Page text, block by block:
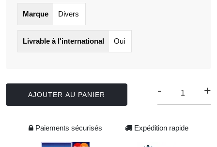
Marque Divers
Livrable à l'international Oui
AJOUTER AU PANIER - +
Paiements sécurisés Expédition rapide